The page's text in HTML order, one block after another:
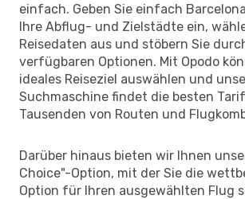
einfach. Geben Sie einfach
Ihre Abflug- und Zielstädte ein,
Reisedaten aus und stöbern Sie
verfügbaren Optionen. Mit Opodo
ideales Reiseziel auswählen und
Suchmaschine findet die besten
Tausenden von Routen und
Darüber hinaus bieten wir Ihnen
Choice"-Option, mit der Sie die
Option für Ihren ausgewählten Flug